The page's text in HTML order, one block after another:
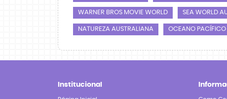
WARNER BROS MOVIE WORLD SEA WORLD
NATUREZA AUSTRALIANA OCEANO PACÍFICO
Institucional